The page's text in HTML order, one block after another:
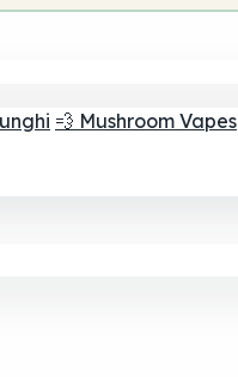
💨 Mushroom Vapes